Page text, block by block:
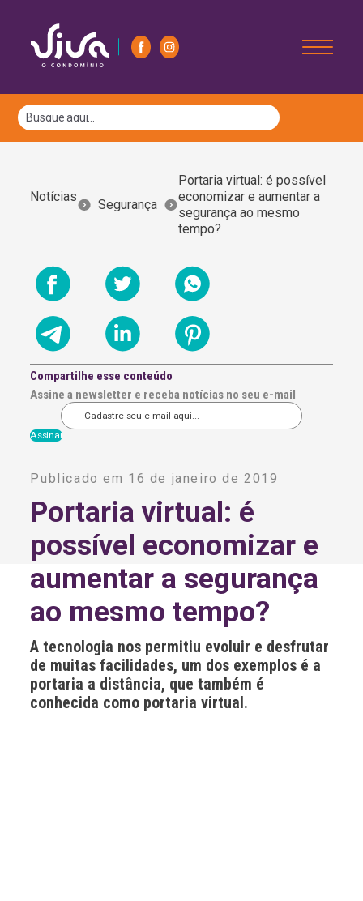
Notícias
Segurança
Portaria virtual: é possível
economizar e aumentar a
segurança ao mesmo
tempo?
Compartilhe esse conteúdo
Assine a newsletter e receba notícias no seu e-mail
t
n
i
v
:
Publicado em 16 de janeiro de 2019
Portaria virtual: é
possível economizar e
aumentar a segurança
ao mesmo tempo?
A tecnologia nos permitiu evoluir e desfrutar
de muitas facilidades, um dos exemplos é a
portaria a distância, que também é
conhecida como portaria virtual.